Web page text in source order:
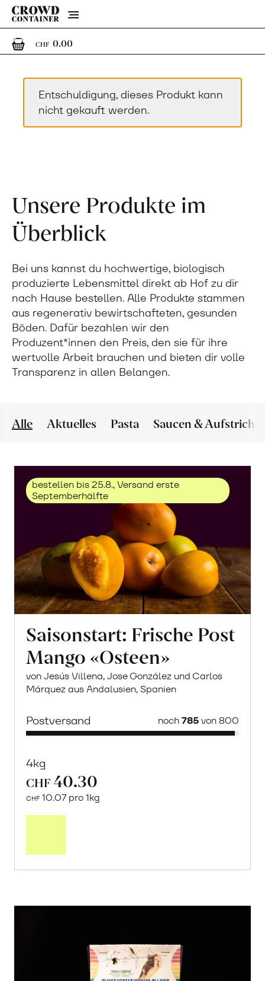
Menu
CHF 0.000 Artikel im Warenkorb
Entschuldigung, dieses Produkt kann
nicht gekauft werden.
Unsere Produkte im
Überblick
Bei uns kannst du hochwertige, biologisch
produzierte Lebensmittel direkt ab Hof zu dir
nach Hause bestellen. Alle Produkte stammen
aus regenerativ bewirtschafteten, gesunden
Böden. Dafür bezahlen wir den
Produzent*innen den Preis, den sie für ihre
wertvolle Arbeit brauchen und bieten dir volle
Transparenz in allen Belangen.
Alle Aktuelles Pasta Saucen & Aufstriche
bestellen bis 25.8., Versand erste
Septemberhälfte
Saisonstart: Frische Post
Mango «Osteen»
von Jesús Villena, Jose González und Carlos
Márquez aus Andalusien, Spanien
Postversand noch785von 800
4kg
CHF 40.30
CHF 10.07 pro 1kg
Post